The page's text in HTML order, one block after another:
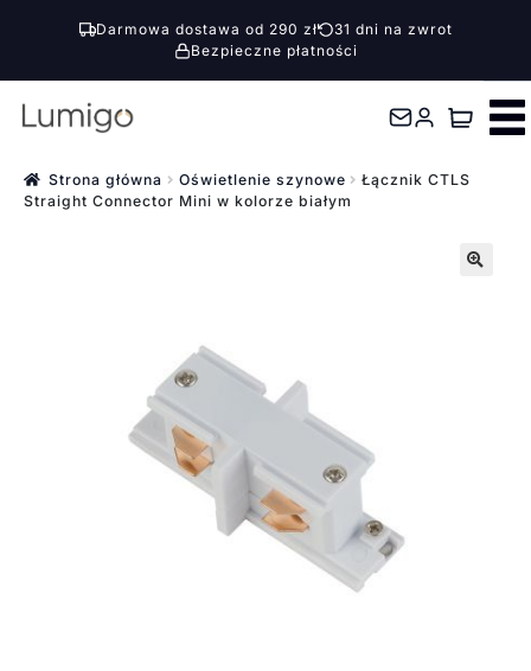
Darmowa dostawa od 290 zł
31 dni na zwrot
Bezpieczne płatności
Przejdź
nawigacji
Przejdź
treści Strona główna Oświetlenie szynowe
Łącznik CTLS
Straight Connector Mini w kolorze białym